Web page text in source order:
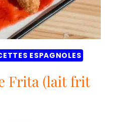
ESPAGNOLES
Frita (lait frit